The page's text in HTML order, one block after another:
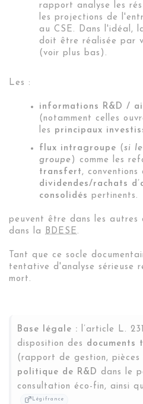
rapport analyse les
les projections de
au CSE. Dans l'idéal,
doit être réalisée par
(voir plus bas).
Les :
informations R&D /
(notamment celles
les principaux
flux intragroupe ( si
groupe ) comme les
transfert ,
dividendes/rachats
consolidés pertinents.
peuvent être dans les autres
dans la
BDESE .
Tant que ce socle
tentative d'analyse sérieuse
mort.
Base légale : l’article L.
disposition des documents
(rapport de gestion,
politique de R&D dans le
consultation éco-fin, ainsi
Légifrance